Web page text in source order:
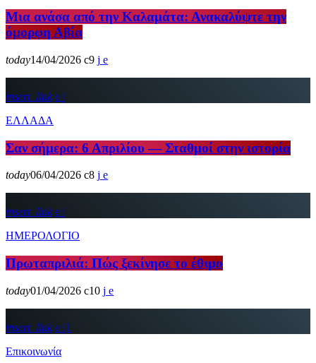
Μια ανάσα από την Καλαμάτα: Ανακαλύψτε την
όμορφη Αβία
today14/04/2026 9
insert_link
ΕΛΛΑΔΑ
Σαν σήμερα: 6 Απριλίου — Σταθμοί στην ιστορία
today06/04/2026 8
insert_link
ΗΜΕΡΟΛΟΓΙΟ
Πρωταπριλιά: Πώς ξεκίνησε το έθιμο
today01/04/2026 10
insert_link
1
Επικοινωνία